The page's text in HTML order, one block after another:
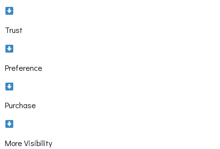
Trust
Preference
Purchase
More Visibility